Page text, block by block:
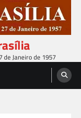
de Janeiro de 1957